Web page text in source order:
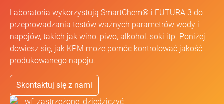
Laboratoria wykorzystują SmartChem® i FUTURA 3 do
przeprowadzania testów ważnych parametrów wody i
napojów, takich jak wino, piwo, alkohol, soki itp. Poniżej
dowiesz się, jak KPM może pomóc kontrolować jakość
produkowanego napoju.
Skontaktuj się z nami